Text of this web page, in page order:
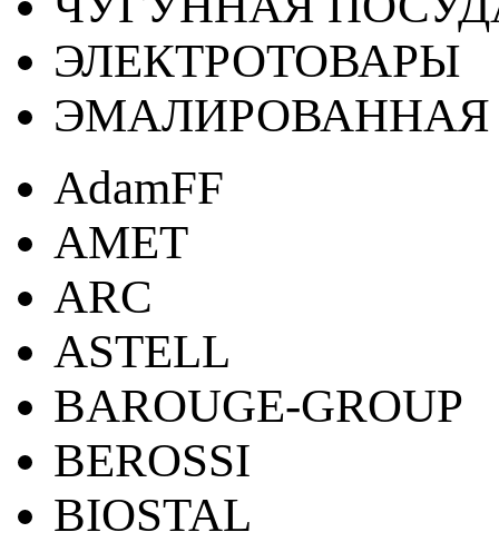
ЭЛЕКТРОТОВАРЫ
ЭМАЛИРОВАННАЯ
AdamFF
AMET
ARC
ASTELL
BAROUGE-GROUP
BEROSSI
BIOSTAL